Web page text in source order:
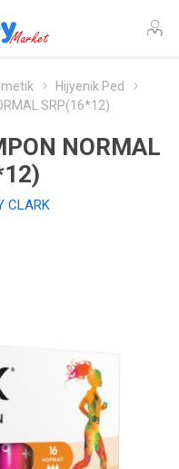
Hijyenik Ped
SRP(16*12)
NORMAL
CLARK